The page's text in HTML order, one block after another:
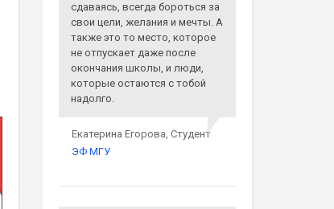
сдаваясь, всегда бороться за
свои цели, желания и мечты. А
также это то место, которое
не отпускает даже после
окончания школы, и люди,
которые остаются с тобой
надолго.
Екатерина Егорова, Студент
ЭФ МГУ